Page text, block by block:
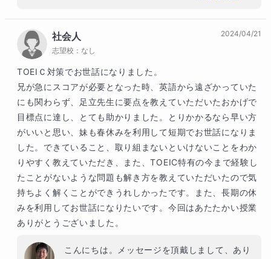
して学習されており、素晴らしいと感じていま
す。
実際、最近はメキメキと力をつけられて、正答
率が明らかに上がってきているのも、そのよう
な日頃の取組みの成果です。
引き続き、一緒に学習に取り組み、夢の実現を
確実にしてゆきましょう。
どうぞよろしくお願いいたします。
社会人
志望校： なし
2024/04/21
TOEIＣ対策でお世話になりました。
兄が急にスコアが必要となった時、英語から遠ざかっていた
にも関わらず、足立先生に要点を教えていただいたおかげで
目標点に達し、とても助かりました。とりかかるなら早い方
がいいと思い、妹も春休みを利用して短期でお世話になりま
した。できていること、取り組まないといけないことをわか
りやすく教えていただき、また、TOEIC特有の今まで経験し
たことがないような問題も解き方を教えていただいたので気
持ちよく解くことができうれしかったです。また、長期の休
みを利用してお世話になりたいです。今回はあたたかい授業
ありがとうございました。
こんにちは。メッセージを頂戴しまして、あり